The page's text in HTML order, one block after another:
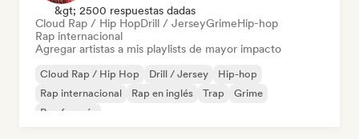
&gt; 2500 respuestas dadas
Cloud Rap / Hip HopDrill / JerseyGrimeHip-hop
Rap internacional
Agregar artistas a mis playlists de mayor impacto
Cloud Rap / Hip Hop Drill / Jersey
Hip-hop
Rap internacional
Rap en inglés Trap
Grime
Rap francés